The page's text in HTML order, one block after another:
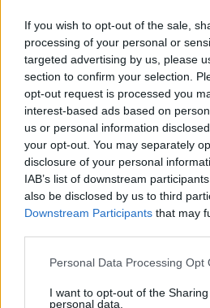
If you wish to opt-out of the sale,
processing of your personal or
targeted advertising by us, please
section to confirm your selection.
opt-out request is processed you
interest-based ads based on
us or personal information
your opt-out. You may separately
disclosure of your personal
IAB’s list of downstream
also be disclosed by us to third
Downstream Participants that may
Personal Data Processing Opt
I want to opt-out of the
personal data.
Λακωνία: Φορτηγό πέφτει
Νεκρός ο οδηγός,
(video)
07/08/2026 08:05